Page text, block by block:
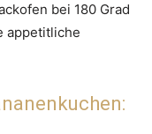
bei 180 Grad
appetitliche